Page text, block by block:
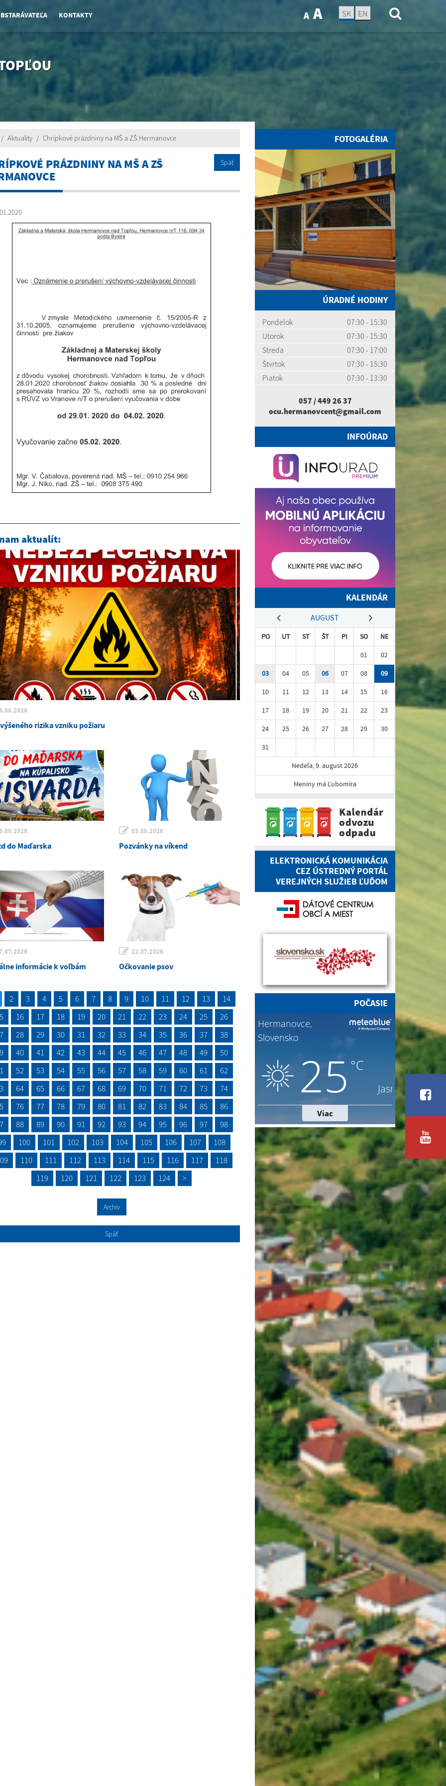
KONTAKTY A A SK EN
Aktuality Chrípkové prázdniny na MŠ a ZŠ Hermanovce
PRÁZDNINY NA MŠ A ZŠ
Späť
aktualít:
rizika vzniku požiaru
do Maďarska
03.08.2026
Pozvánky na víkend
informácie k voľbám
22.07.2026
Očkovanie psov
2 3 4 5 6 7 8 9 10 11 12 13
14
16 17 18 19 20 21 22 23 24 25
26
28 29 30 31 32 33 34 35 36 37
38
40 41 42 43 44 45 46 47 48 49
50
52 53 54 55 56 57 58 59 60 61
62
64 65 66 67 68 69 70 71 72 73
74
76 77 78 79 80 81 82 83 84 85
86
88 89 90 91 92 93 94 95 96 97
98
100 101 102 103 104 105 106 107
108
110 111 112 113 114 115 116 117
118
119
120 121 122 123 124 >
Archív
Späť
FOTOGALÉRIA
ÚRADNÉ HODINY
Pondelok
07:30 - 15:30
Utorok
07:30 - 15:30
Streda
07:30 - 17:00
Štvrtok
07:30 - 15:30
Piatok
07:30 - 13:30
057 / 449 26 37
ocu.hermanovcent@gmail.com
INFOÚRAD
KALENDÁR
AUGUST
PO UT ST ŠT PI SO
NE
01
02
03
04 05 06 07 08
09
10
11 12 13 14 15
16
17
18 19 20 21 22
23
24
25 26 27 28 29
30
31
Nedeľa, 9. august 2026
Meniny má Ľubomíra
ELEKTRONICKÁ KOMUNIKÁCIA
CEZ ÚSTREDNÝ PORTÁL
VEREJNÝCH SLUŽIEB ĽUĎOM
POČASIE